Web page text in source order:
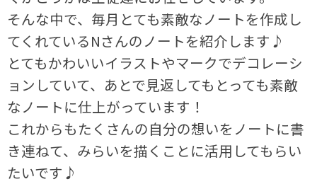
そんな中で、毎月とても素敵なノートを作成し
てくれているNさんのノートを紹介します♪
とてもかわいいイラストやマークでデコレーシ
ョンしていて、あとで見返してもとっても素敵
なノートに仕上がっています！
これからもたくさんの自分の想いをノートに書
き連ねて、みらいを描くことに活用してもらい
たいです♪